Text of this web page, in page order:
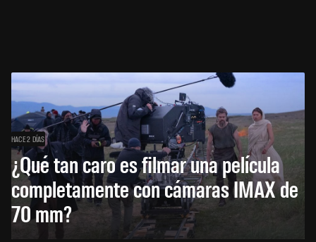
HACE 2 DÍAS
¿Qué tan caro es filmar una película
completamente con cámaras IMAX de
70 mm?